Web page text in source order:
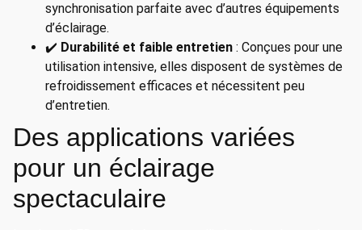
synchronisation parfaite avec d’autres équipements
d’éclairage.
✔️ Durabilité et faible entretien : Conçues pour une
utilisation intensive, elles disposent de systèmes de
refroidissement efficaces et nécessitent peu
d’entretien.
Des applications variées
pour un éclairage
spectaculaire